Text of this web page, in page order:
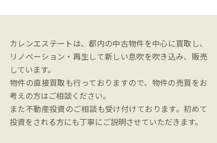
カレンエステートは、都内の中古物件を中心に買取し、
リノベーション・再生して新しい息吹を吹き込み、販売
しています。
物件の直接買取も行っておりますので、物件の売買をお
考えの方はご相談ください。
また不動産投資のご相談も受け付けております。初めて
投資をされる方にも丁寧にご説明させていただきます。